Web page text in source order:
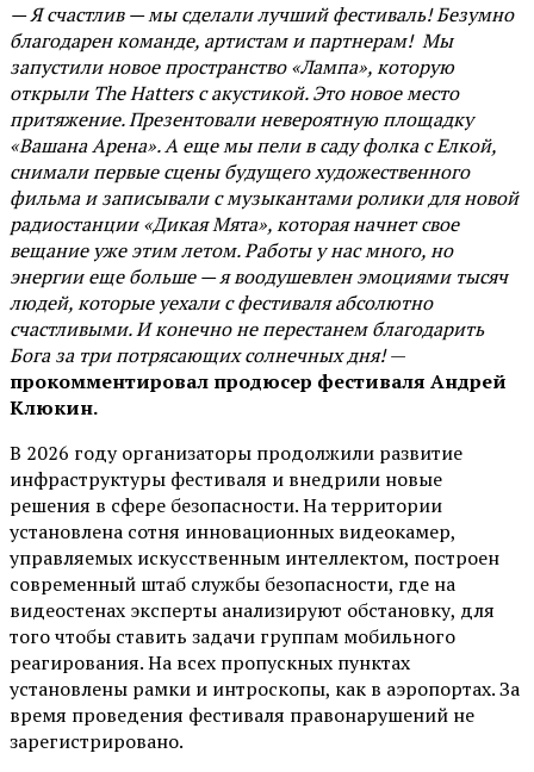
— Я счастлив — мы сделали лучший фестиваль! Безумно
благодарен команде, артистам и партнерам! Мы
запустили новое пространство «Лампа», которую
открыли The Hatters с акустикой. Это новое место
притяжение. Презентовали невероятную площадку
«Вашана Арена». А еще мы пели в саду фолка с Елкой,
снимали первые сцены будущего художественного
фильма и записывали с музыкантами ролики для новой
радиостанции «Дикая Мята», которая начнет свое
вещание уже этим летом. Работы у нас много, но
энергии еще больше — я воодушевлен эмоциями тысяч
людей, которые уехали с фестиваля абсолютно
счастливыми. И конечно не перестанем благодарить
Бога за три потрясающих солнечных дня!—
прокомментировал продюсер фестиваля Андрей
Клюкин.
В 2026 году организаторы продолжили развитие
инфраструктуры фестиваля и внедрили новые
решения в сфере безопасности. На территории
установлена сотня инновационных видеокамер,
управляемых искусственным интеллектом, построен
современный штаб службы безопасности, где на
видеостенах эксперты анализируют обстановку, для
того чтобы ставить задачи группам мобильного
реагирования. На всех пропускных пунктах
установлены рамки и интроскопы, как в аэропортах. За
время проведения фестиваля правонарушений не
зарегистрировано.